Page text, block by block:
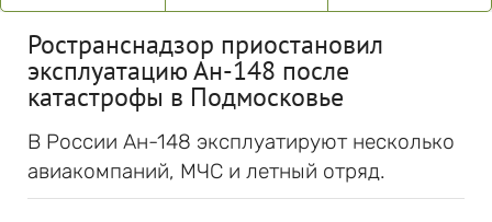
Ространснадзор приостановил
эксплуатацию Ан-148 после
катастрофы в Подмосковье
В России Ан-148 эксплуатируют несколько
авиакомпаний, МЧС и летный отряд.